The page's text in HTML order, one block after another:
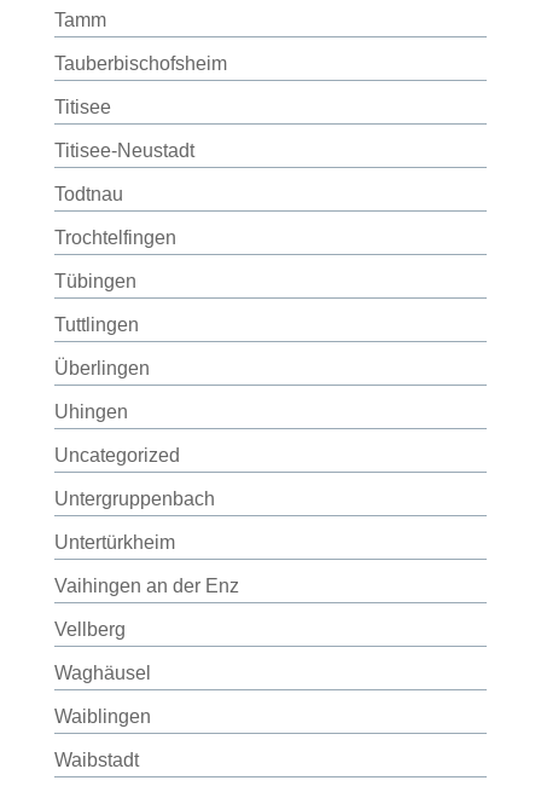
Tamm
Tauberbischofsheim
Titisee
Titisee-Neustadt
Todtnau
Trochtelfingen
Tübingen
Tuttlingen
Überlingen
Uhingen
Uncategorized
Untergruppenbach
Untertürkheim
Vaihingen an der Enz
Vellberg
Waghäusel
Waiblingen
Waibstadt